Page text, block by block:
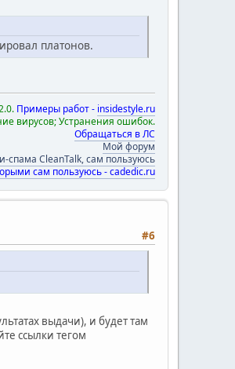
платонов.
Примеры работ - insidestyle.ru
вирусов; Устранения ошибок.
Обращаться в ЛС
Мой форум
спама CleanTalk, сам пользуюсь
сам пользуюсь - cadedic.ru
#6
выдачи), и будет там
ссылки тегом